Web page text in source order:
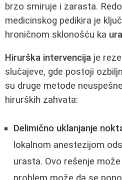
brzo smiruje i zarasta.
medicinskog pedikira je
hroničnom sklonošću ka
Hirurška intervencija je
slučajeve, gde postoji
su druge metode
hirurških zahvata:
Delimično uklanjanje
lokalnom anestezijom
urasta. Ovo rešenje